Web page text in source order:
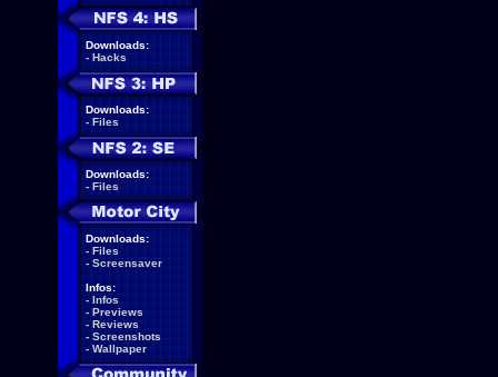
Downloads:
- Hacks
Downloads:
- Files
Downloads:
- Files
Downloads:
- Files
- Screensaver
Infos:
- Infos
- Previews
- Reviews
- Screenshots
- Wallpaper